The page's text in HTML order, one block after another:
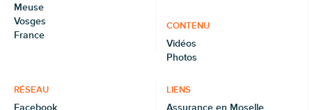
Meuse
Vosges
France
CONTENU
Vidéos
Photos
RÉSEAU
Facebook
LIENS
Assurance en Moselle